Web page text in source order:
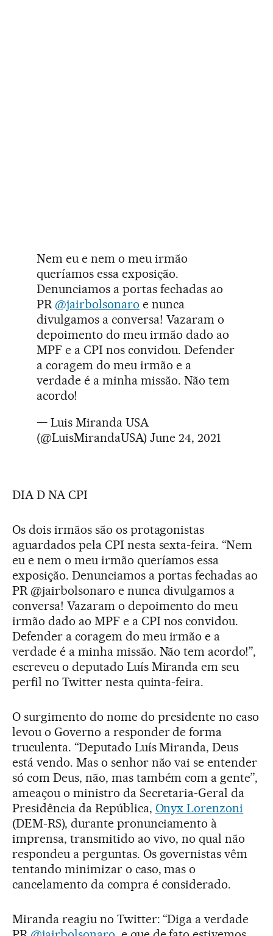
Nem eu e nem o meu irmão
queríamos essa exposição.
Denunciamos a portas fechadas ao
PR @jairbolsonaro e nunca
divulgamos a conversa! Vazaram o
depoimento do meu irmão dado ao
MPF e a CPI nos convidou. Defender
a coragem do meu irmão e a
verdade é a minha missão. Não tem
acordo!
— Luis Miranda USA
(@LuisMirandaUSA) June 24, 2021
DIA D NA CPI
Os dois irmãos são os protagonistas
aguardados pela CPI nesta sexta-feira. “Nem
eu e nem o meu irmão queríamos essa
exposição. Denunciamos a portas fechadas ao
PR @jairbolsonaro e nunca divulgamos a
conversa! Vazaram o depoimento do meu
irmão dado ao MPF e a CPI nos convidou.
Defender a coragem do meu irmão e a
verdade é a minha missão. Não tem acordo!”,
escreveu o deputado Luís Miranda em seu
perfil no Twitter nesta quinta-feira.
O surgimento do nome do presidente no caso
levou o Governo a responder de forma
truculenta. “Deputado Luís Miranda, Deus
está vendo. Mas o senhor não vai se entender
só com Deus, não, mas também com a gente”,
ameaçou o ministro da Secretaria-Geral da
Presidência da República, Onyx Lorenzoni
(DEM-RS), durante pronunciamento à
imprensa, transmitido ao vivo, no qual não
respondeu a perguntas. Os governistas vêm
tentando minimizar o caso, mas o
cancelamento da compra é considerado.
Miranda reagiu no Twitter: “Diga a verdade